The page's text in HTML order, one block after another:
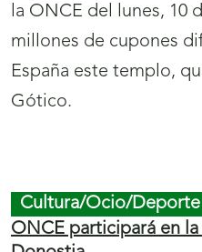
la ONCE del lunes, 10
millones de cupones
España este templo,
Gótico.
de
página
a
l
de
página
Cultura/Ocio/Deporte
ONCE participará en
Menú
Mostrar